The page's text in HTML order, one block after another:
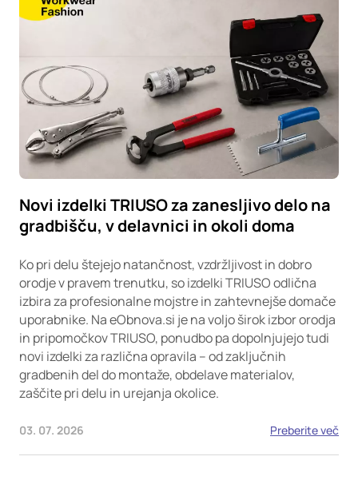
Novi izdelki TRIUSO za zanesljivo delo na
gradbišču, v delavnici in okoli doma
Ko pri delu štejejo natančnost, vzdržljivost in dobro
orodje v pravem trenutku, so izdelki TRIUSO odlična
izbira za profesionalne mojstre in zahtevnejše domače
uporabnike. Na eObnova.si je na voljo širok izbor orodja
in pripomočkov TRIUSO, ponudbo pa dopolnjujejo tudi
novi izdelki za različna opravila – od zaključnih
gradbenih del do montaže, obdelave materialov,
zaščite pri delu in urejanja okolice.
03. 07. 2026 Preberite več